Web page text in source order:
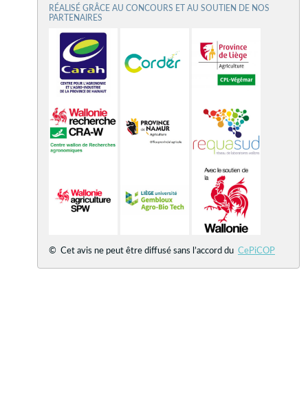
RÉALISÉ GRÂCE AU CONCOURS ET AU SOUTIEN DE NOS
PARTENAIRES
© Cet avis ne peut être diffusé sans l’accord du CePiCOP